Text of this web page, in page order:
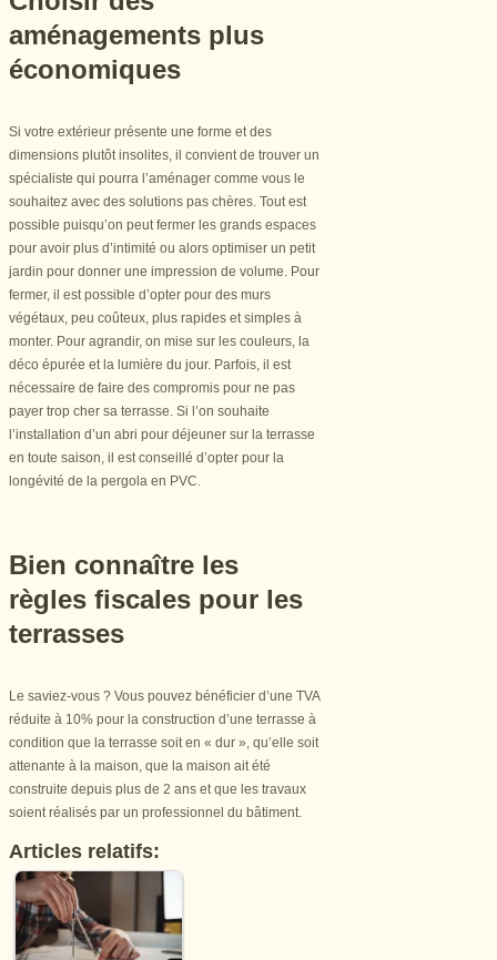
aménagements plus
économiques
Si votre extérieur présente une forme et des
dimensions plutôt insolites, il convient de trouver un
spécialiste qui pourra l’aménager comme vous le
souhaitez avec des solutions pas chères. Tout est
possible puisqu’on peut fermer les grands espaces
pour avoir plus d’intimité ou alors optimiser un petit
jardin pour donner une impression de volume. Pour
fermer, il est possible d’opter pour des murs
végétaux, peu coûteux, plus rapides et simples à
monter. Pour agrandir, on mise sur les couleurs, la
déco épurée et la lumière du jour. Parfois, il est
nécessaire de faire des compromis pour ne pas
payer trop cher sa terrasse. Si l’on souhaite
l’installation d’un abri pour déjeuner sur la terrasse
en toute saison, il est conseillé d’opter pour la
longévité de la pergola en PVC.
Bien connaître les
règles fiscales pour les
terrasses
Le saviez-vous ? Vous pouvez bénéficier d’une TVA
réduite à 10% pour la construction d’une terrasse à
condition que la terrasse soit en « dur », qu’elle soit
attenante à la maison, que la maison ait été
construite depuis plus de 2 ans et que les travaux
soient réalisés par un professionnel du bâtiment.
Articles relatifs: